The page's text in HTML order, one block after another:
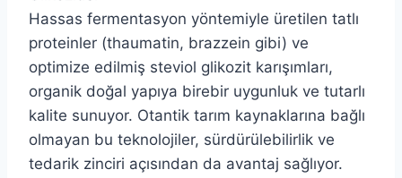
Hassas fermentasyon yöntemiyle üretilen tatlı
proteinler (thaumatin, brazzein gibi) ve
optimize edilmiş steviol glikozit karışımları,
organik doğal yapıya birebir uygunluk ve tutarlı
kalite sunuyor. Otantik tarım kaynaklarına bağlı
olmayan bu teknolojiler, sürdürülebilirlik ve
tedarik zinciri açısından da avantaj sağlıyor.